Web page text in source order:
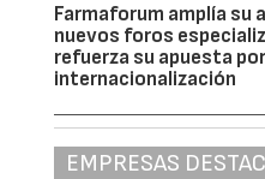
Farmaforum amplía su
nuevos foros
refuerza su apuesta
internacionalización
EMPRESAS